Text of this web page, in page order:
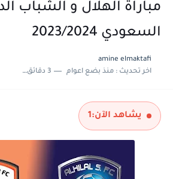
مباراة الهلال و الشباب
السعودي 2023/2024
amine elmaktafi
اخر تحديث :منذ بضع اعوام 3 دقائق للقراءة
يشاهد الآن:1